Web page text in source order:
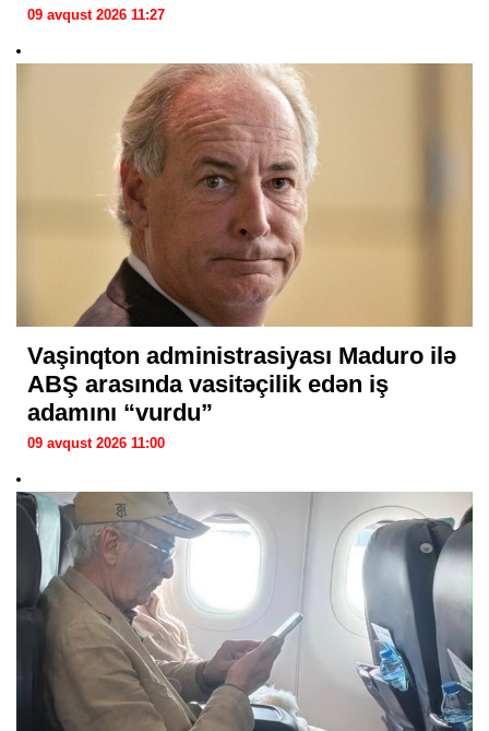
09 avqust 2026 11:27
Vaşinqton administrasiyası Maduro ilə
ABŞ arasında vasitəçilik edən iş
adamını “vurdu”
09 avqust 2026 11:00